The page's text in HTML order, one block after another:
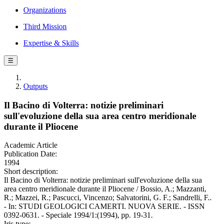
Organizations
Third Mission
Expertise & Skills
☰
Outputs
Il Bacino di Volterra: notizie preliminari
sull'evoluzione della sua area centro meridionale
durante il Pliocene
Academic Article
Publication Date:
1994
Short description:
Il Bacino di Volterra: notizie preliminari sull'evoluzione della sua
area centro meridionale durante il Pliocene / Bossio, A.; Mazzanti,
R.; Mazzei, R.; Pascucci, Vincenzo; Salvatorini, G. F.; Sandrelli, F..
- In: STUDI GEOLOGICI CAMERTI. NUOVA SERIE. - ISSN
0392-0631. - Speciale 1994/1:(1994), pp. 19-31.